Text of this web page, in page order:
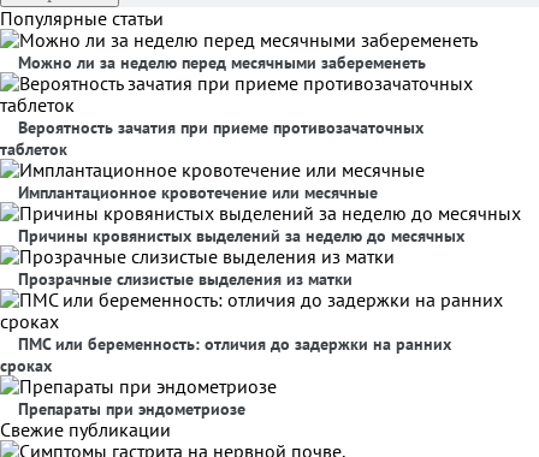
Популярные статьи
Можно ли за неделю перед месячными забеременеть
Вероятность зачатия при приеме противозачаточных
таблеток
Имплантационное кровотечение или месячные
Причины кровянистых выделений за неделю до месячных
Прозрачные слизистые выделения из матки
ПМС или беременность: отличия до задержки на ранних
сроках
Препараты при эндометриозе
Свежие публикации